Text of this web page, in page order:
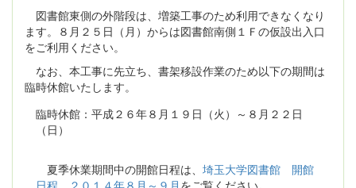
図書館東側の外階段は、増築工事のため利用できなくなり
ます。８月２５日（月）からは図書館南側１Ｆの仮設出入口
をご利用ください。
なお、本工事に先立ち、書架移設作業のため以下の期間は
臨時休館いたします。
臨時休館：平成２６年８月１９日（火）～８月２２日
（日）
夏季休業期間中の開館日程は、 埼玉大学図書館 開館
日程 ２０１４年８月～９月 をご覧ください。